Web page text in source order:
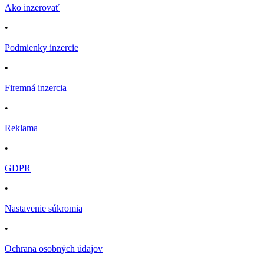
Ako inzerovať
•
Podmienky inzercie
•
Firemná inzercia
•
Reklama
•
GDPR
•
Nastavenie súkromia
•
Ochrana osobných údajov